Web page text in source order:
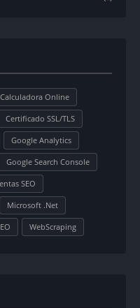
Calculadora Online
Certificado SSL/TLS
Google Analytics
Google Search Console
SEO
Microsoft .Net
WebScraping